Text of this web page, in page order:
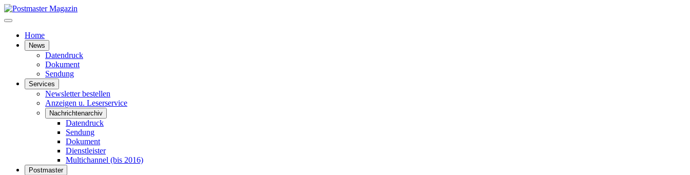
Home
News
Datendruck
Dokument
Sendung
Services
Newsletter bestellen
Anzeigen u. Leserservice
Nachrichtenarchiv
Datendruck
Sendung
Dokument
Dienstleister
Multichannel (bis 2016)
Postmaster